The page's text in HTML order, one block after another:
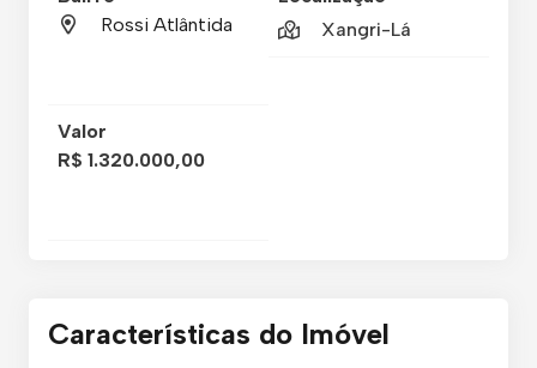
Rossi Atlântida
Xangri-Lá
Valor
R$ 1.320.000,00
Características do Imóvel